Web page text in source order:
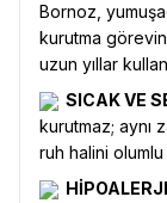
Bornoz,
kurutma
uzun yıllar
SICAK VE
kurutmaz; aynı
ruh halini